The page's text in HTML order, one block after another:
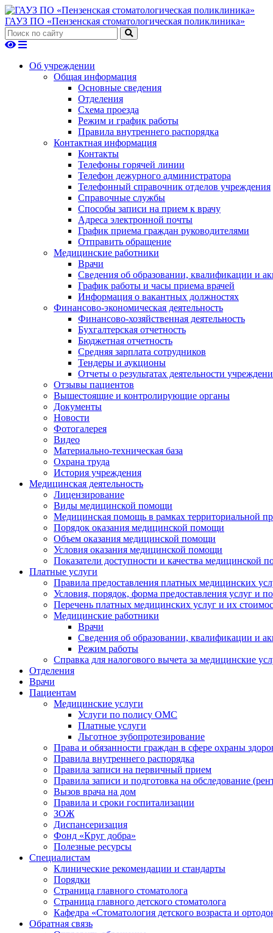
ГАУЗ ПО «Пензенская стоматологическая поликлиника»
Об учреждении
Общая информация
Основные сведения
Отделения
Схема проезда
Режим и график работы
Правила внутреннего распорядка
Контактная информация
Контакты
Телефоны горячей линии
Телефон дежурного администратора
Телефонный справочник отделов учреждения
Справочные службы
Способы записи на прием к врачу
Адреса электронной почты
График приема граждан руководителями
Отправить обращение
Медицинские работники
Врачи
Сведения об образовании, квалификации и
График работы и часы приема врачей
Информация о вакантных должностях
Финансово-экономическая деятельность
Финансово-хозяйственная деятельность
Бухгалтерская отчетность
Бюджетная отчетность
Средняя зарплата сотрудников
Тендеры и аукционы
Отчеты о результатах деятельности
Отзывы пациентов
Вышестоящие и контролирующие органы
Документы
Новости
Фотогалерея
Видео
Материально-техническая база
Охрана труда
История учреждения
Медицинская деятельность
Лицензирование
Виды медицинской помощи
Медицинская помощь в рамках территориальной
Порядок оказания медицинской помощи
Объем оказания медицинской помощи
Условия оказания медицинской помощи
Показатели доступности и качества медицинской
Платные услуги
Правила предоставления платных медицинских
Условия, порядок, форма предоставления услуг и
Перечень платных медицинских услуг и их
Медицинские работники
Врачи
Сведения об образовании, квалификации и
Режим работы
Справка для налогового вычета за медицинские
Отделения
Врачи
Пациентам
Медицинские услуги
Услуги по полису ОМС
Платные услуги
Льготное зубопротезирование
Права и обязанности граждан в сфере охраны
Правила внутреннего распорядка
Правила записи на первичный прием
Правила записи и подготовка на обследование
Вызов врача на дом
Правила и сроки госпитализации
ЗОЖ
Диспансеризация
Фонд «Круг добра»
Полезные ресурсы
Специалистам
Клинические рекомендации и стандарты
Порядки
Страница главного стоматолога
Страница главного детского стоматолога
Кафедра «Стоматология детского возраста и
Обратная связь